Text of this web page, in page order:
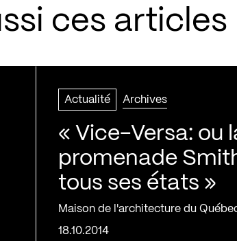
ces articles
Actualité Archives
« Vice-Versa: ou
promenade
tous ses états »
Maison de l'architecture du
18.10.2014